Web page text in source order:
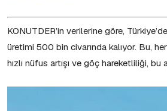
KONUTDER’in verilerine göre,
üretimi 500 bin civarında kalıyor. Bu,
hızlı nüfus artışı ve göç hareketliliği, bu